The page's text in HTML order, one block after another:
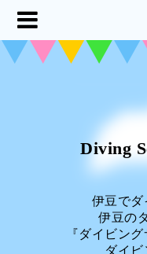
Diving
伊豆でダ
伊豆の
『ダイビン
ダイ